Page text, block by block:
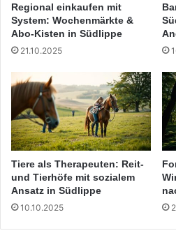
Regional einkaufen mit
System: Wochenmärkte &
Abo-Kisten in Südlippe
21.10.2025
Tiere als Therapeuten: Reit-
und Tierhöfe mit sozialem
Ansatz in Südlippe
10.10.2025